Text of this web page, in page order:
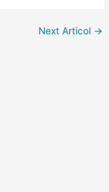
Next Articol →